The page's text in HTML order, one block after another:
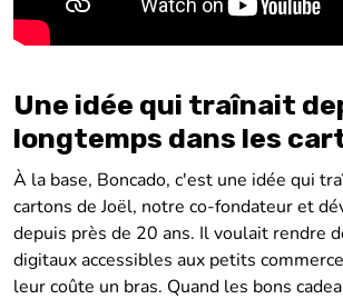
Une idée qui traînait
longtemps dans les
À la base, Boncado, c'est une idée qui
cartons de Joël, notre co-fondateur et
depuis près de 20 ans. Il voulait rendre
digitaux accessibles aux petits
leur coûte un bras. Quand les bons